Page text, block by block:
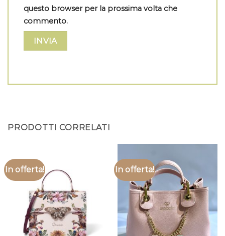
questo browser per la prossima volta che
commento.
PRODOTTI CORRELATI
In offerta! In offerta!